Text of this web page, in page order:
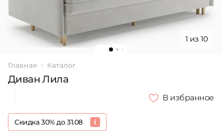
1 из 10
Главная Каталог
Диван Лила
В избранное
Скидка 30% до 31.08